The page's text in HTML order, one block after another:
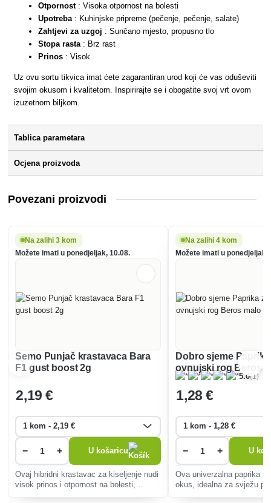
Otpornost: Visoka otpornost na bolesti
Upotreba : Kuhinjske pripreme (pečenje, pečenje, salate)
Zahtjevi za uzgoj : Sunčano mjesto, propusno tlo
Stopa rasta : Brz rast
Prinos : Visok
Uz ovu sortu tikvica imat ćete zagarantiran urod koji će vas oduševiti
svojim okusom i kvalitetom. Inspirirajte se i obogatite svoj vrt ovom
izuzetnom biljkom.
Tablica parametara
Ocjena proizvoda
Povezani proizvodi
Na zalihi 3 kom
Možete imati u ponedjeljak, 10.08.
Semo Punjač krastavaca Bara
F1 gust boost 2g
2,19 €
− + U košaricu
Ovaj hibridni krastavac za kiseljenje nudi
visok prinos i otpornost na bolesti,
Na zalihi 4 kom
Možete imati u ponedjeljak,
Dobro sjeme
ovnujski rog Beros
0,6 g
5.0(1)
1,28 €
− + U
Ova univerzalna paprika
okus, idealna za svježu